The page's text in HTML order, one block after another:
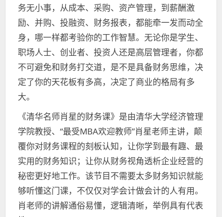
务无小事，从成本、采购、资产管理，到薪酬激
励、并购、投融资、财务报表，都能牵一发而动全
身，哪一样都考验你的工作智慧。无论你是学生、
职场人士、创业者、投资人还是高层管理者，你都
不可避免和财务打交道，是不是具备财务思维，决
定了你的天花板有多高，决定了商业的格局有多
大。
《清华名师肖星的财务课》是由清华大学经济管理
学院教授、“最受MBA欢迎教师”肖星老师主讲，颠
覆你对财务课程的刻板认知，让你学到最有趣、最
实用的财务知识；让你从财务视角透析企业经营的
秘密更好地工作。该节目不需要太多财务知识就能
够听懂这门课，不仅仅对学会计做会计的人有用。
肖老师的讲解通俗易懂，逻辑清晰，举例具有代表